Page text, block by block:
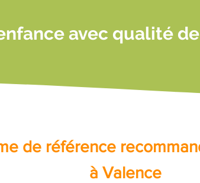
avec qualité
de référence
à Valence